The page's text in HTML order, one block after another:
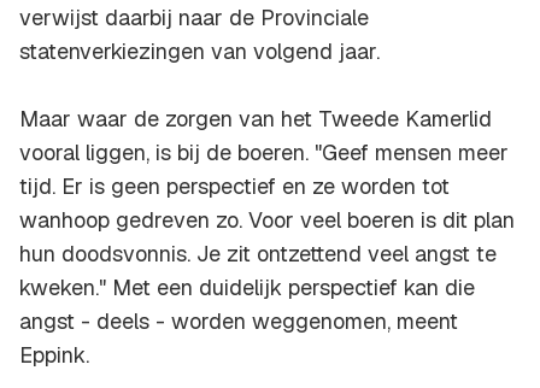
verwijst daarbij naar de Provinciale
statenverkiezingen van volgend jaar.
Maar waar de zorgen van het Tweede Kamerlid
vooral liggen, is bij de boeren. "Geef mensen meer
tijd. Er is geen perspectief en ze worden tot
wanhoop gedreven zo. Voor veel boeren is dit plan
hun doodsvonnis. Je zit ontzettend veel angst te
kweken." Met een duidelijk perspectief kan die
angst - deels - worden weggenomen, meent
Eppink.